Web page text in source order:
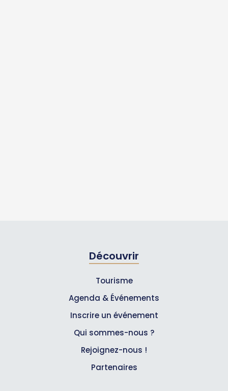
Découvrir
Tourisme
Agenda & Événements
Inscrire un événement
Qui sommes-nous ?
Rejoignez-nous !
Partenaires